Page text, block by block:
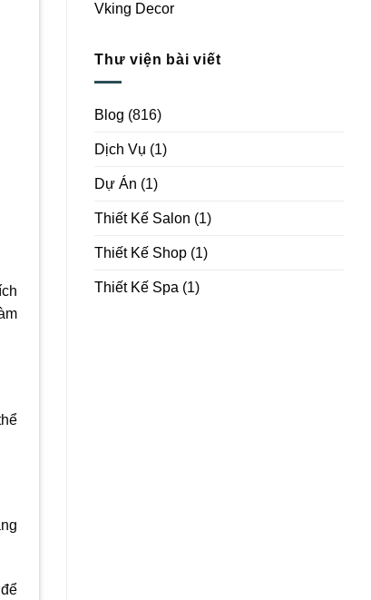
Vking Decor
Thư viện bài viết
Blog (816)
Dịch Vụ (1)
Dự Án (1)
Thiết Kế Salon (1)
Thiết Kế Shop (1)
Thiết Kế Spa (1)